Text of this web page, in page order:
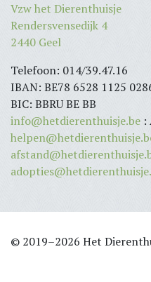
Vzw het Dierenthuisje
Rendersvensedijk 4
2440 Geel
Telefoon: 014/39.47.16
IBAN: BE78 6528 1125
BIC: BBRU BE BB
info@hetdierenthuisje.be :
© 2019–2026 Het